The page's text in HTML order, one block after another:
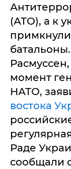
(АТО), а к
момент
НАТО,
востока
Раде
сообщали